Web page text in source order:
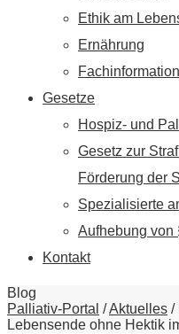
Ethik am
Ernährung
Gesetze
Hospiz- und
Gesetz zur
Förderung der
Spezialisierte
Aufhebung von
Kontakt
Blog
Palliativ-Portal /Aktuelles /
Lebensende ohne Hektik